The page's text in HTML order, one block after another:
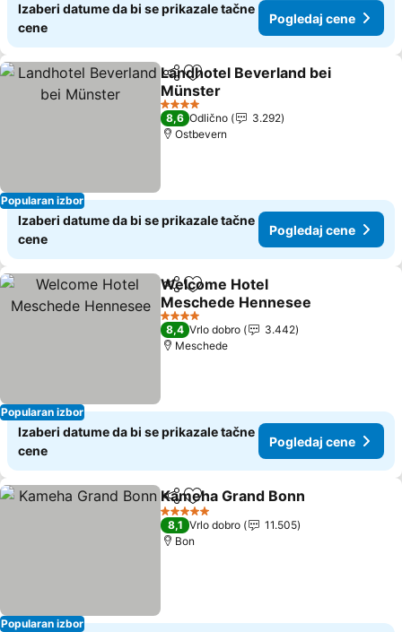
Izaberi datume da bi se prikazale tačne
cene
Pogledaj cene
Popularan izbor
Deli Dodati u favorite
Landhotel Beverland bei
Münster
Pogledaj cene
4 Zvezdice
8,6 Odlično
3.292
Ostbevern
Izaberi datume da bi se prikazale tačne
cene
Pogledaj cene
Popularan izbor
Deli Dodati u favorite
Welcome Hotel
Meschede Hennesee
Pogledaj cene
4 Zvezdice
8,4 Vrlo dobro
3.442
Meschede
Izaberi datume da bi se prikazale tačne
cene
Pogledaj cene
Popularan izbor
Deli Dodati u favorite
Kameha Grand Bonn
5 Zvezdice
8,1 Vrlo dobro
11.505
Bon